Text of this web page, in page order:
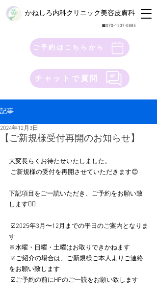
かねしろ内科クリニック美容皮膚科
​☎︎070-1537-0885
ご予約はこちらから
チャットで質問
記事
【ご新規様受付再開のお知らせ】
2024年12月3日
大変長らくお待たせいたしました。
ご新規様の受付を再開させていただきます😊
下記項目をご一読いただき、ご予約をお願い致
します🙇‍♀️
す
※水曜・日曜・土曜はお取りできかねます
をお願い致します
☑️ご予約の前にHPのご一読をお願い致します